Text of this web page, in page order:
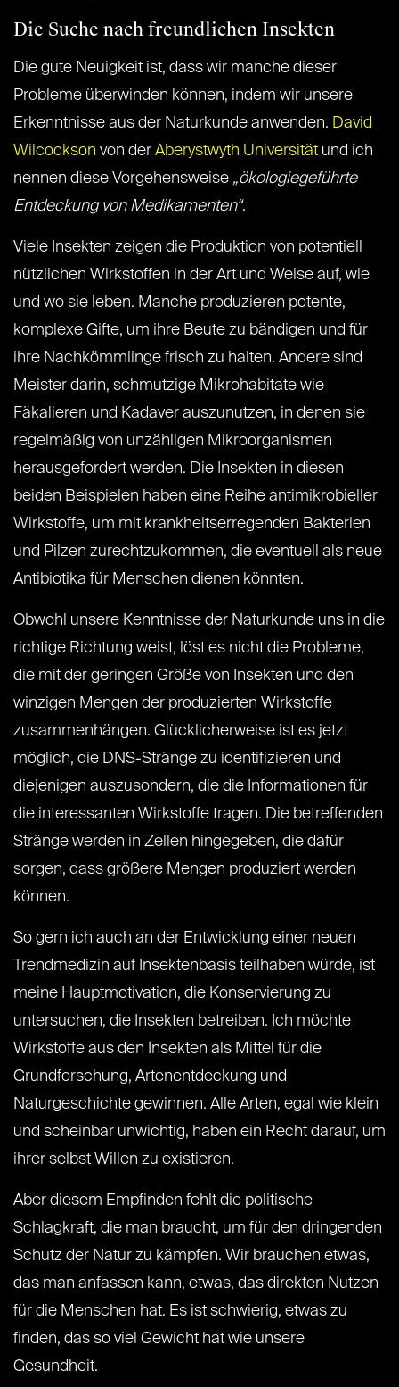
Die Suche nach freundlichen Insekten
Die gute Neuigkeit ist, dass wir manche dieser
Probleme überwinden können, indem wir unsere
Erkenntnisse aus der Naturkunde anwenden. David
Wilcockson von der Aberystwyth Universität und ich
nennen diese Vorgehensweise „ökologiegeführte
Entdeckung von Medikamenten“.
Viele Insekten zeigen die Produktion von potentiell
nützlichen Wirkstoffen in der Art und Weise auf, wie
und wo sie leben. Manche produzieren potente,
komplexe Gifte, um ihre Beute zu bändigen und für
ihre Nachkömmlinge frisch zu halten. Andere sind
Meister darin, schmutzige Mikrohabitate wie
Fäkalieren und Kadaver auszunutzen, in denen sie
regelmäßig von unzähligen Mikroorganismen
herausgefordert werden. Die Insekten in diesen
beiden Beispielen haben eine Reihe antimikrobieller
Wirkstoffe, um mit krankheitserregenden Bakterien
und Pilzen zurechtzukommen, die eventuell als neue
Antibiotika für Menschen dienen könnten.
Obwohl unsere Kenntnisse der Naturkunde uns in die
richtige Richtung weist, löst es nicht die Probleme,
die mit der geringen Größe von Insekten und den
winzigen Mengen der produzierten Wirkstoffe
zusammenhängen. Glücklicherweise ist es jetzt
möglich, die DNS-Stränge zu identifizieren und
diejenigen auszusondern, die die Informationen für
die interessanten Wirkstoffe tragen. Die betreffenden
Stränge werden in Zellen hingegeben, die dafür
sorgen, dass größere Mengen produziert werden
können.
So gern ich auch an der Entwicklung einer neuen
Trendmedizin auf Insektenbasis teilhaben würde, ist
meine Hauptmotivation, die Konservierung zu
untersuchen, die Insekten betreiben. Ich möchte
Wirkstoffe aus den Insekten als Mittel für die
Grundforschung, Artenentdeckung und
Naturgeschichte gewinnen. Alle Arten, egal wie klein
und scheinbar unwichtig, haben ein Recht darauf, um
ihrer selbst Willen zu existieren.
Aber diesem Empfinden fehlt die politische
Schlagkraft, die man braucht, um für den dringenden
Schutz der Natur zu kämpfen. Wir brauchen etwas,
das man anfassen kann, etwas, das direkten Nutzen
für die Menschen hat. Es ist schwierig, etwas zu
finden, das so viel Gewicht hat wie unsere
Gesundheit.